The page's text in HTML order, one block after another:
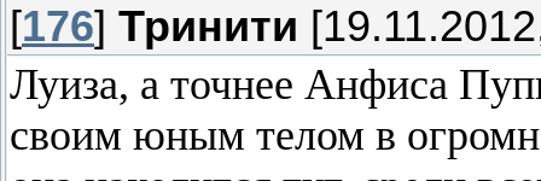
[176] Тринити
Луиза, а точнее Анфиса
своим юным телом в